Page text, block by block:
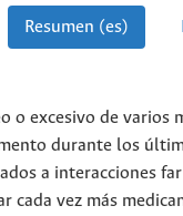
Resumen (es)
o excesivo de varios
durante los
a interacciones
cada vez más